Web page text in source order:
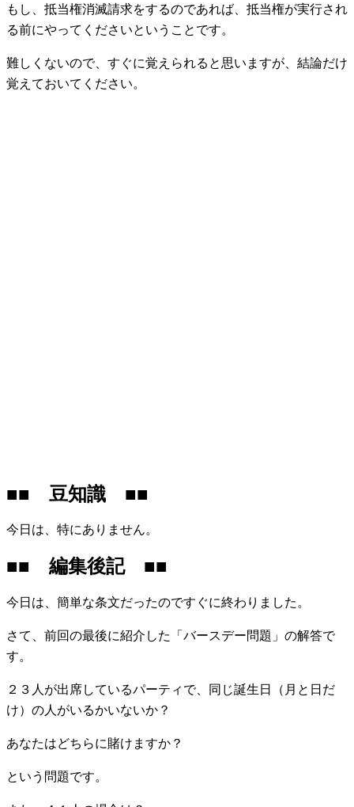
もし、抵当権消滅請求をするのであれば、抵当権が実行され
る前にやってくださいということです。
難しくないので、すぐに覚えられると思いますが、結論だけ
覚えておいてください。
■■ 豆知識 ■■
今日は、特にありません。
■■ 編集後記 ■■
今日は、簡単な条文だったのですぐに終わりました。
さて、前回の最後に紹介した「バースデー問題」の解答で
す。
２３人が出席しているパーティで、同じ誕生日（月と日だ
け）の人がいるかいないか？
あなたはどちらに賭けますか？
という問題です。